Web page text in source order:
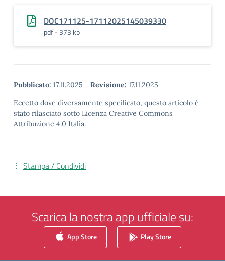
DOC171125-17112025145039330
pdf - 373 kb
Pubblicato: 17.11.2025 - Revisione: 17.11.2025
Eccetto dove diversamente specificato, questo articolo è
stato rilasciato sotto Licenza Creative Commons
Attribuzione 4.0 Italia.
Stampa / Condividi
Scarica la nostra app ufficiale su:
App Store Play Store